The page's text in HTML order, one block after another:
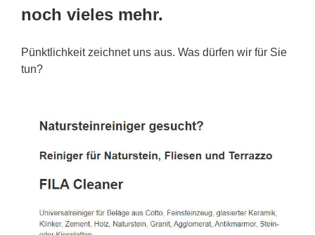
noch vieles mehr.
Pünktlichkeit zeichnet uns aus. Was dürfen wir für Sie
tun?